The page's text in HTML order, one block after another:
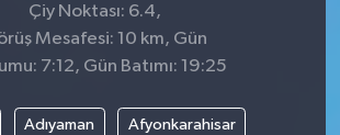
Çiy Noktası: 6.4,
Mesafesi: 10 km, Gün
7:12, Gün Batımı: 19:25
Adıyaman Afyonkarahisar